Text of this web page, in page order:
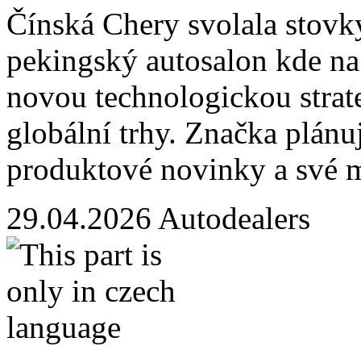
Čínská Chery svolala
pekingský autosalon kde
novou technologickou
globální trhy. Značka
produktové novinky a své
29.04.2026 Autodealers